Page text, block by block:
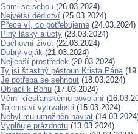
Sami se sebou (26.03.2024)
Největší dědictví (25.03.2024)
Přece ví, co potřebujeme (24.03.2024)
Plný lásky a úcty (23.03.2024)
Duchovní život (22.03.2024)
Dobrý voják (21.03.2024)
Nejlepší prostředek (20.03.2024)
Ty jsi šťastný pěstoun Krista Pána
Je potřeba se sehnout (18.03.2024)
Obrací k Bohu (17.03.2024)
Věrni křesťanskému povolání
Tajemství vytrvalosti (15.03.2024)
Nebyl mu umožněn návrat
Vyplňuje prázdnotu (13.03.2024)